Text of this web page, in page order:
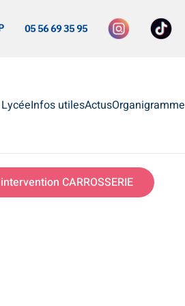
05 56 69 35 95
Infos utilesActusOrganigramme
CARROSSERIE